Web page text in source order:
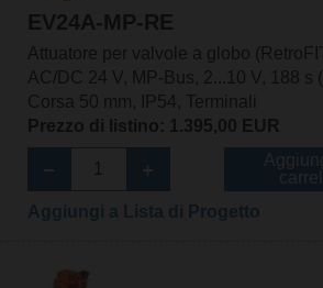
EV24A-MP-RE
Attuatore per valvole a globo
AC/DC 24 V, MP-Bus, 2...10 V, 188 s
Corsa 50 mm, IP54, Terminali
Prezzo di listino: 1.395,00 EUR